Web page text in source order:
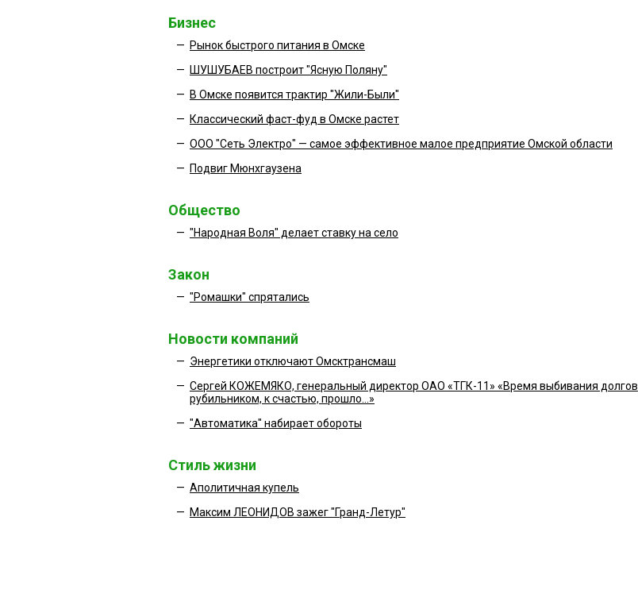
Бизнес
— Рынок быстрого питания в Омске
— ШУШУБАЕВ построит "Ясную Поляну"
— В Омске появится трактир "Жили-Были"
— Классический фаст-фуд в Омске растет
— ООО "Сеть Электро" — самое эффективное малое предприятие Омской области
— Подвиг Мюнхгаузена
Общество
— "Народная Воля" делает ставку на село
Закон
— "Ромашки" спрятались
Новости компаний
— Энергетики отключают Омсктрансмаш
— Сергей КОЖЕМЯКО, генеральный директор ОАО «ТГК-11» «Время выбивания долгов
рубильником, к счастью, прошло…»
— "Автоматика" набирает обороты
Стиль жизни
— Аполитичная купель
— Максим ЛЕОНИДОВ зажег "Гранд-Летур"